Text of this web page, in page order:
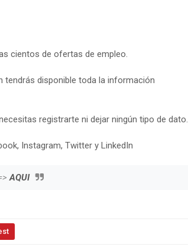
cientos de ofertas de empleo.
tendrás disponible toda la información
registrarte ni dejar ningún tipo de dato.
Instagram, Twitter y LinkedIn
AQUI